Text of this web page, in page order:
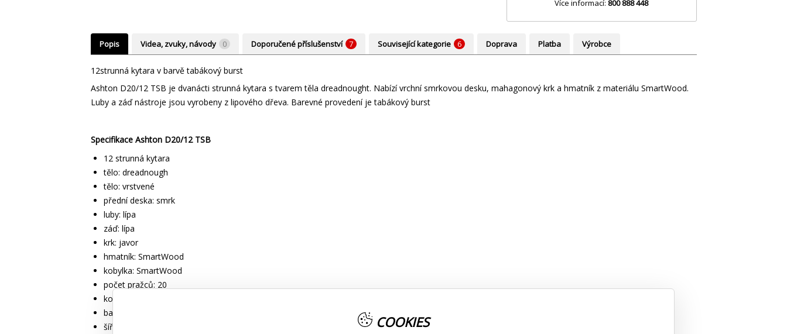
Více informací: 800 888 448
Popis Videa, zvuky, návody 0 Doporučené příslušenství 7 Související kategorie 6 Doprava Platba Výrobce
12strunná kytara v barvě tabákový burst
Ashton D20/12 TSB je dvanácti strunná kytara s tvarem těla dreadnought. Nabízí vrchní smrkovou desku, mahagonový krk a hmatník z materiálu SmartWood.
Luby a záď nástroje jsou vyrobeny z lipového dřeva. Barevné provedení je tabákový burst
Specifikace Ashton D20/12 TSB
12 strunná kytara
tělo: dreadnough
tělo: vrstvené
přední deska: smrk
luby: lípa
záď: lípa
krk: javor
hmatník: SmartWood
kobylka: SmartWood
počet pražců: 20
kobylka: SmartWood
barva: TSB - tabákový burst
šířka 0 přažce 50mm
COOKIES